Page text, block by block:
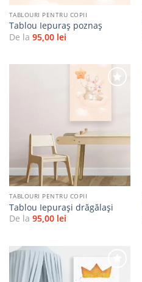
TABLOURI PENTRU COPII
Tablou Iepuraș poznaș
De la 95,00 lei
TABLOURI PENTRU COPII
Tablou Iepurași drăgălași
De la 95,00 lei